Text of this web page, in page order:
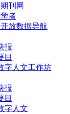
刊网
者
放数据导航
报
目
字人文工作坊
报
目
字人文